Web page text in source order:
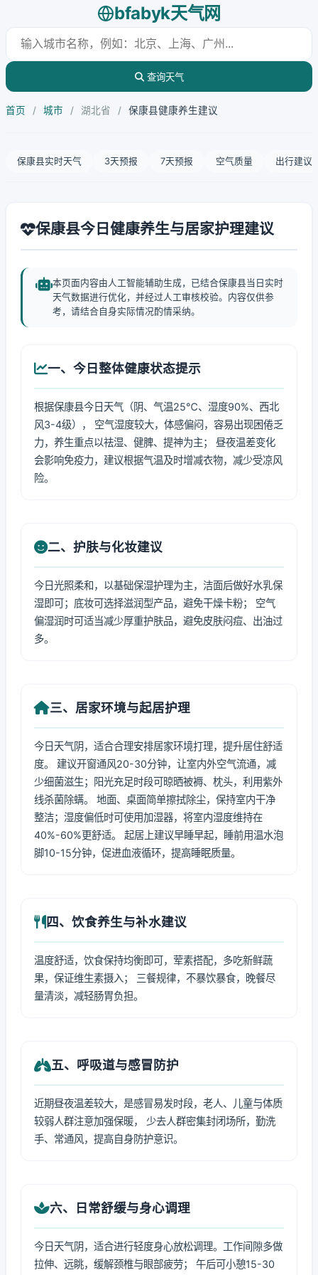
bfabyk天气网
查询天气
首页 / 城市 / 湖北省 / 保康县健康养生建议
保康县实时天气 3天预报 7天预报 空气质量 出行建议
保康县今日健康养生与居家护理建议
本页面内容由人工智能辅助生成，已结合保康县当日实时
天气数据进行优化，并经过人工审核校验。内容仅供参
考，请结合自身实际情况酌情采纳。
一、今日整体健康状态提示
根据保康县今日天气（阴、气温25℃、湿度90%、西北
风3-4级）， 空气湿度较大，体感偏闷，容易出现困倦乏
力，养生重点以祛湿、健脾、提神为主； 昼夜温差变化
会影响免疫力，建议根据气温及时增减衣物，减少受凉风
险。
二、护肤与化妆建议
今日光照柔和，以基础保湿护理为主，洁面后做好水乳保
湿即可；底妆可选择滋润型产品，避免干燥卡粉； 空气
偏湿润时可适当减少厚重护肤品，避免皮肤闷痘、出油过
多。
三、居家环境与起居护理
今日天气阴，适合合理安排居家环境打理，提升居住舒适
度。 建议开窗通风20-30分钟，让室内外空气流通，减
少细菌滋生；阳光充足时段可晾晒被褥、枕头，利用紫外
线杀菌除螨。 地面、桌面简单擦拭除尘，保持室内干净
整洁；湿度偏低时可使用加湿器，将室内湿度维持在
40%-60%更舒适。 起居上建议早睡早起，睡前用温水泡
脚10-15分钟，促进血液循环，提高睡眠质量。
四、饮食养生与补水建议
温度舒适，饮食保持均衡即可，荤素搭配，多吃新鲜蔬
果，保证维生素摄入； 三餐规律，不暴饮暴食，晚餐尽
量清淡，减轻肠胃负担。
五、呼吸道与感冒防护
近期昼夜温差较大，是感冒易发时段，老人、儿童与体质
较弱人群注意加强保暖， 少去人群密集封闭场所，勤洗
手、常通风，提高自身防护意识。
六、日常舒缓与身心调理
今日天气阴，适合进行轻度身心放松调理。工作间隙多做
拉伸、远眺，缓解颈椎与眼部疲劳； 午后可小憩15-30